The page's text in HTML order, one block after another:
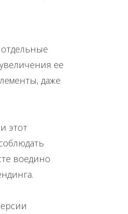
ее
даже
этот
воедино